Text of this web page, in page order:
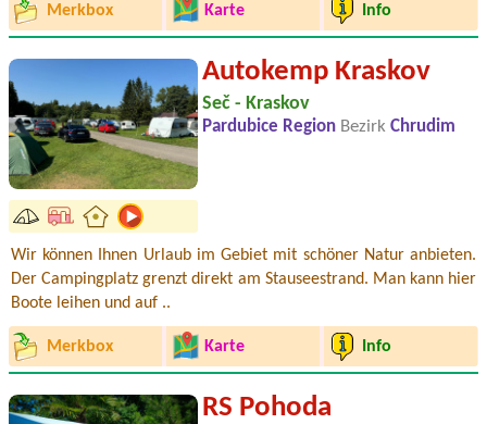
Merkbox Karte Info
Autokemp Kraskov
Seč - Kraskov
Pardubice Region Bezirk Chrudim
Wir können Ihnen Urlaub im Gebiet mit schöner Natur anbieten.
Der Campingplatz grenzt direkt am Stauseestrand. Man kann hier
Boote leihen und auf ..
Merkbox Karte Info
RS Pohoda